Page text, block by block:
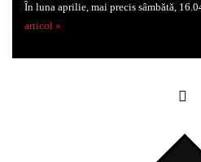
În luna aprilie, mai precis sâmbătă,
articol »